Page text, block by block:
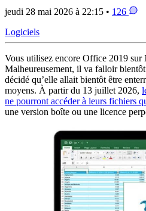
jeudi 28 mai 2026 à 22:15 • 126
Logiciels
Vous utilisez encore Office 2019 sur
Malheureusement, il va falloir
décidé qu’elle allait bientôt être
moyens. À partir du 13 juillet 2026,
ne pourront accéder à leurs fichiers
une version boîte ou une licence